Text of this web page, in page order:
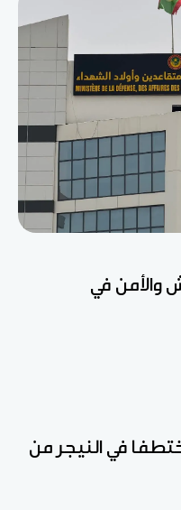
والأمن في
في النيجر من